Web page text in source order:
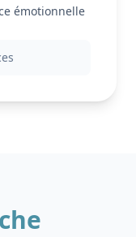
émotionnelle